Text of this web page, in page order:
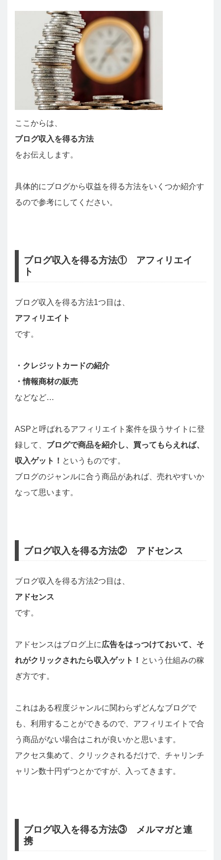
ここからは、
ブログ収入を得る方法
をお伝えします。
具体的にブログから収益を得る方法をいくつか紹介す
るので参考にしてください。
ブログ収入を得る方法① アフィリエイ
ト
ブログ収入を得る方法1つ目は、
アフィリエイト
です。
・クレジットカードの紹介
・情報商材の販売
などなど…
ASPと呼ばれるアフィリエイト案件を扱うサイトに登
録して、 ブログで商品を紹介し、買ってもらえれば、
収入ゲット！ というものです。
ブログのジャンルに合う商品があれば、売れやすいか
なって思います。
ブログ収入を得る方法② アドセンス
ブログ収入を得る方法2つ目は、
アドセンス
です。
アドセンスはブログ上に広告をはっつけておいて、そ
れがクリックされたら収入ゲット！ という仕組みの稼
ぎ方です。
これはある程度ジャンルに関わらずどんなブログで
も、利用することができるので、アフィリエイトで合
う商品がない場合はこれが良いかと思います。
アクセス集めて、クリックされるだけで、チャリンチ
ャリン数十円ずつとかですが、入ってきます。
ブログ収入を得る方法③ メルマガと連
携